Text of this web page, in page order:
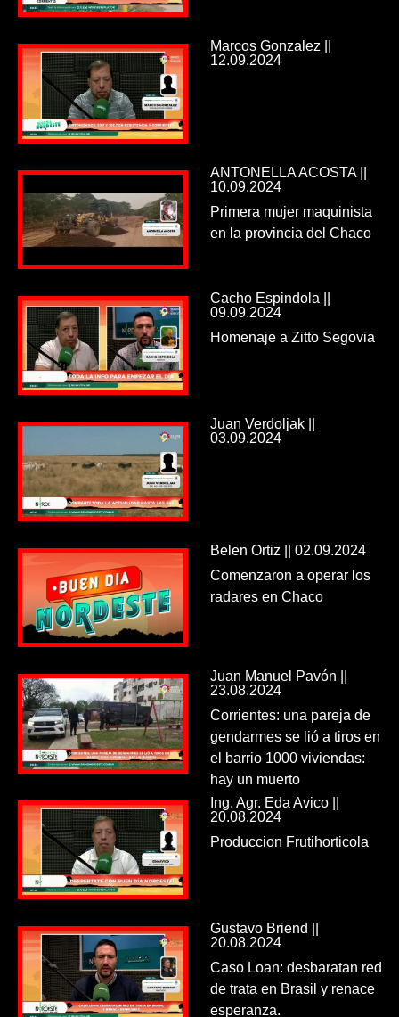
Marcos Gonzalez ||
12.09.2024
ANTONELLA ACOSTA ||
10.09.2024
Primera mujer maquinista
en la provincia del Chaco
Cacho Espindola ||
09.09.2024
Homenaje a Zitto Segovia
Juan Verdoljak ||
03.09.2024
Belen Ortiz || 02.09.2024
Comenzaron a operar los
radares en Chaco
Juan Manuel Pavón ||
23.08.2024
Corrientes: una pareja de
gendarmes se lió a tiros en
el barrio 1000 viviendas:
hay un muerto
Ing. Agr. Eda Avico ||
20.08.2024
Produccion Frutihorticola
Gustavo Briend ||
20.08.2024
Caso Loan: desbaratan red
de trata en Brasil y renace
esperanza.